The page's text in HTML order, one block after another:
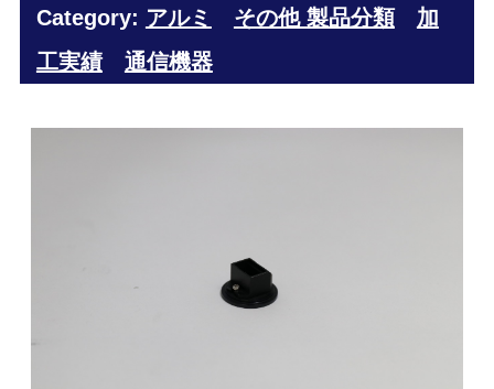
Category: アルミ その他 製品分類
加
工実績
通信機器